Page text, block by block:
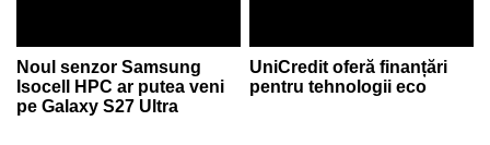
Noul senzor Samsung
Isocell HPC ar putea veni
pe Galaxy S27 Ultra
UniCredit oferă finanțări
pentru tehnologii eco